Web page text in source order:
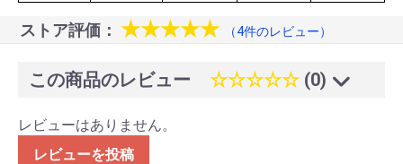
ストア評価： ★★★★★ （4件のレビュー）
この商品のレビュー ☆☆☆☆☆ (0)
レビューはありません。
レビューを投稿